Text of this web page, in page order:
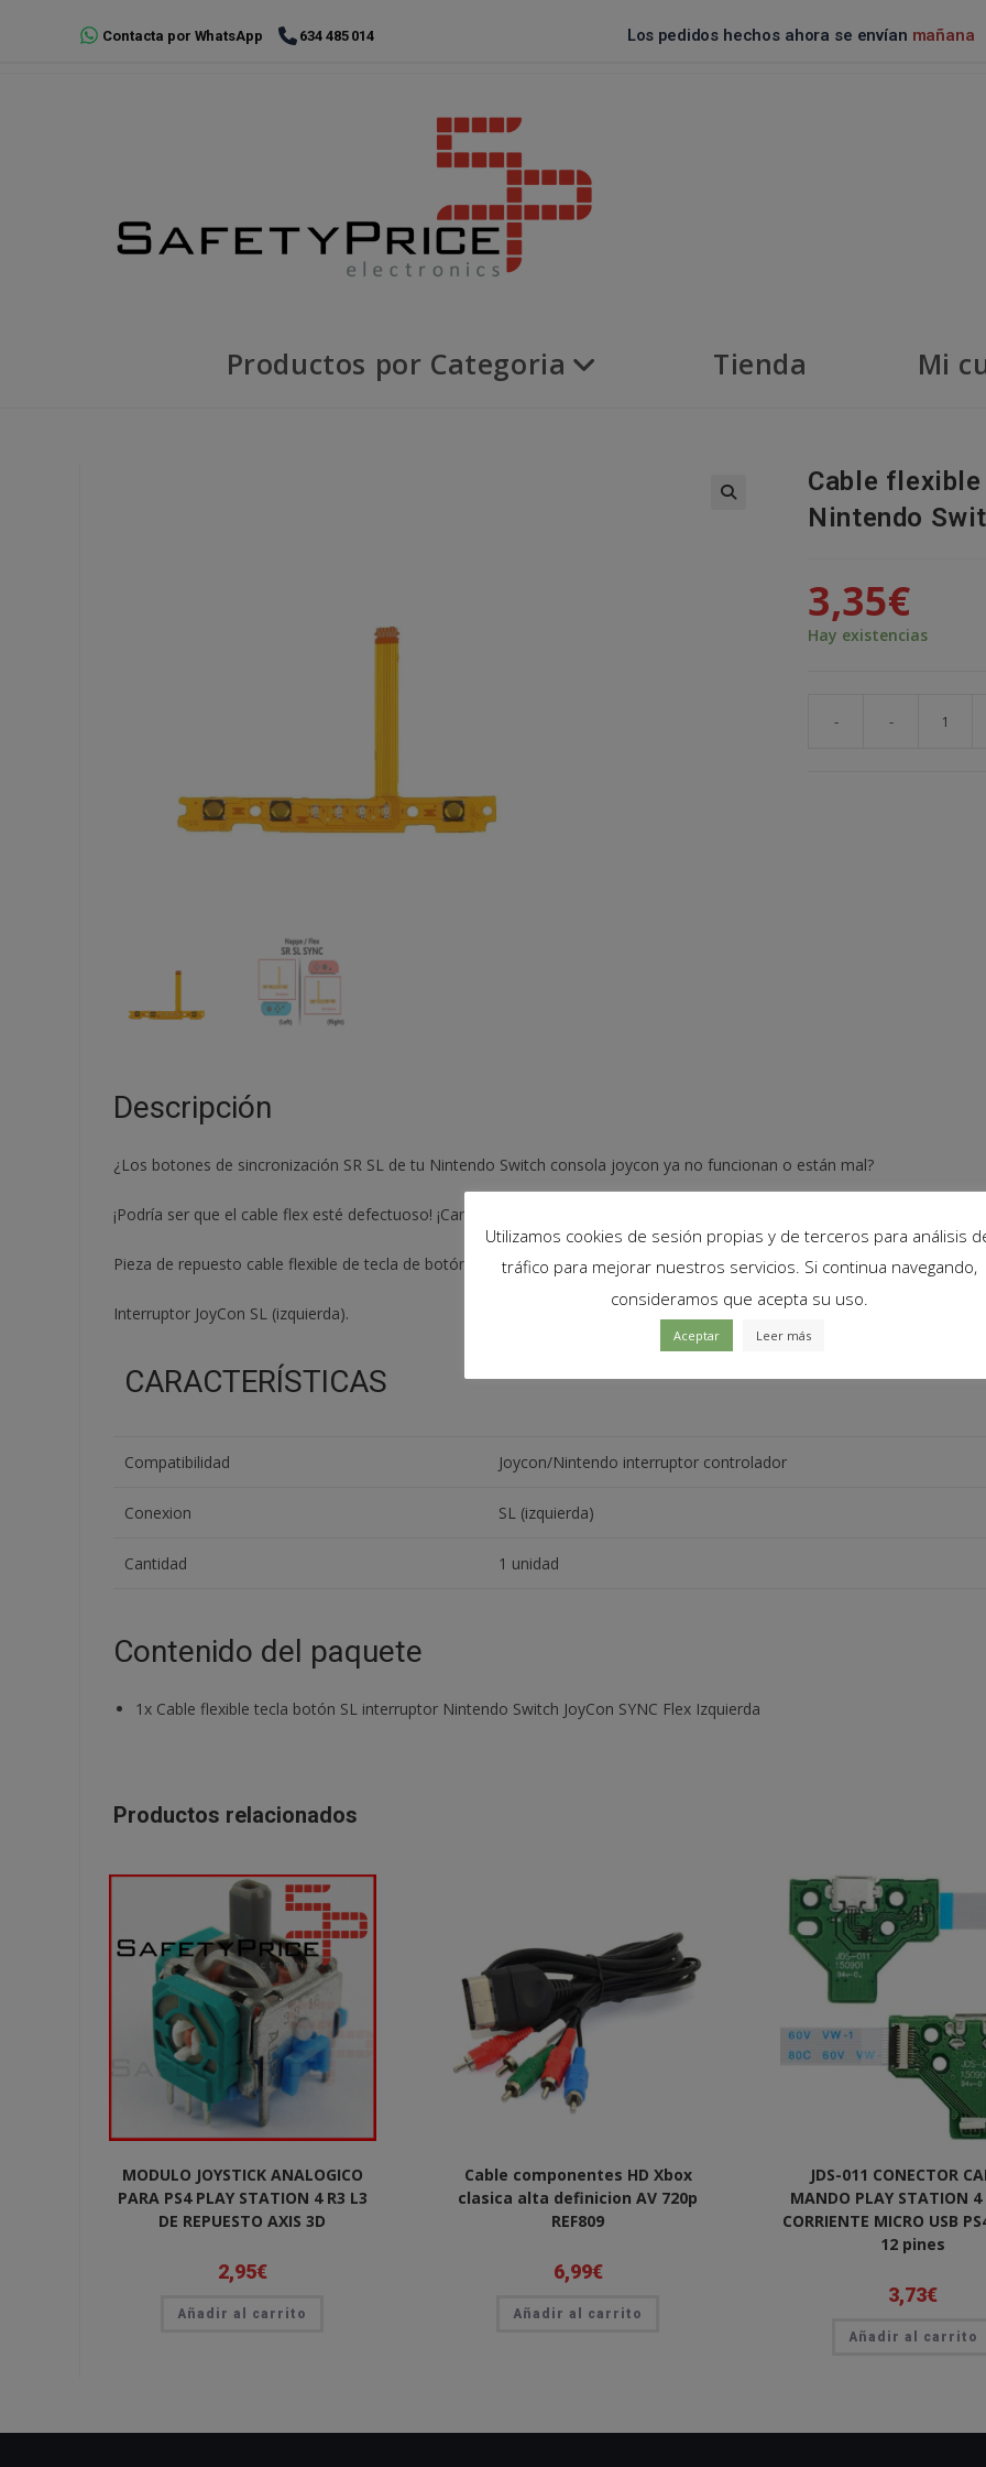
Contacta por WhatsApp 634 485 014 Los pedidos hechos ahora se envían mañana
Productos por Categoria Tienda Mi
Cable
Nintendo
3,35€
Hay existencias
- -
Descripción
¿Los botones de sincronización SR SL de tu Nintendo Switch consola joycon ya no funcionan o están mal?
¡Podría ser que el cable flex esté defectuoso! ¡Cambiar el flex podría resolver el problema!
Pieza de repuesto cable flexible de tecla de botón SL para interruptor Nintendo Switch.
Interruptor JoyCon SL (izquierda).
CARACTERÍSTICAS
Compatibilidad Joycon/Nintendo interruptor controlador
Conexion SL (izquierda)
Cantidad 1 unidad
Contenido del paquete
1x Cable flexible tecla botón SL interruptor Nintendo Switch JoyCon SYNC Flex Izquierda
Productos relacionados
MODULO JOYSTICK ANALOGICO
PARA PS4 PLAY STATION 4 R3 L3
DE REPUESTO AXIS 3D
2,95€
Añadir al carrito
Cable componentes HD Xbox
clasica alta definicion AV 720p
REF809
6,99€
Añadir al carrito
JDS-011 CONECTOR
MANDO PLAY STATION 4
CORRIENTE MICRO USB
12 pines
3,73€
Añadir al carrito
Utilizamos cookies de sesión propias y de terceros para análisis
tráfico para mejorar nuestros servicios. Si continua navegando,
consideramos que acepta su uso.
Aceptar Leer más